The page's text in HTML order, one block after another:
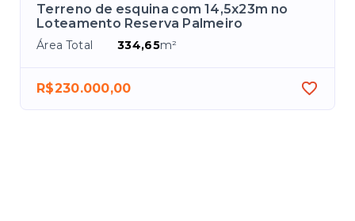
Terreno de esquina com 14,5x23m no
Loteamento Reserva Palmeiro
Área Total 334,65m²
R$230.000,00